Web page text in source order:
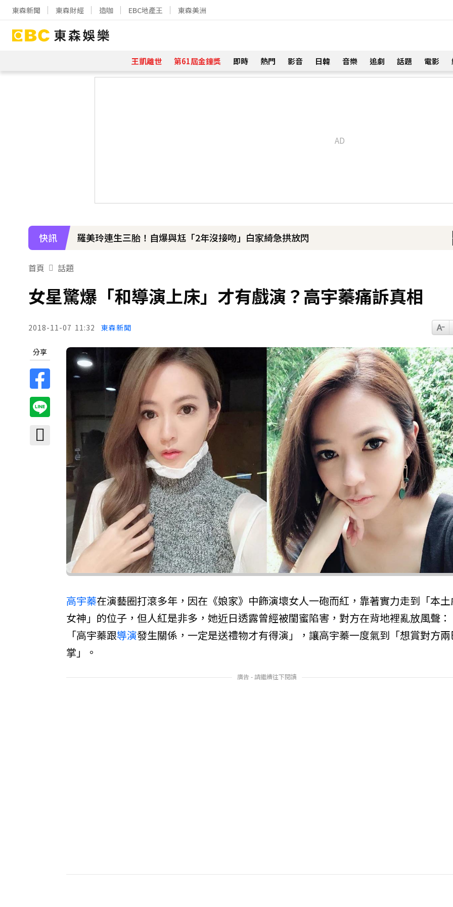
東森新聞 東森財經 造咖 EBC地產王 東森美洲
王凱離世 第61屆金鐘獎 即時 熱門 影音 日韓 音樂 追劇 話題 電影
快訊
下載東森App，隨時掌握天下大小事！
首頁 話題
女星驚爆「和導演上床」才有戲演？高宇蓁痛訴真相
2018-11-07 11:32 東森新聞
分享
高宇蓁在演藝圈打滾多年，因在《娘家》中飾演壞女人一砲而紅，靠著實力走到「本
女神」的位子，但人紅是非多，她近日透露曾經被閨蜜陷害，對方在背地裡亂放風聲：
「高宇蓁跟導演發生關係，一定是送禮物才有得演」，讓高宇蓁一度氣到「想賞對方
掌」。
廣告 - 請繼續往下閱讀